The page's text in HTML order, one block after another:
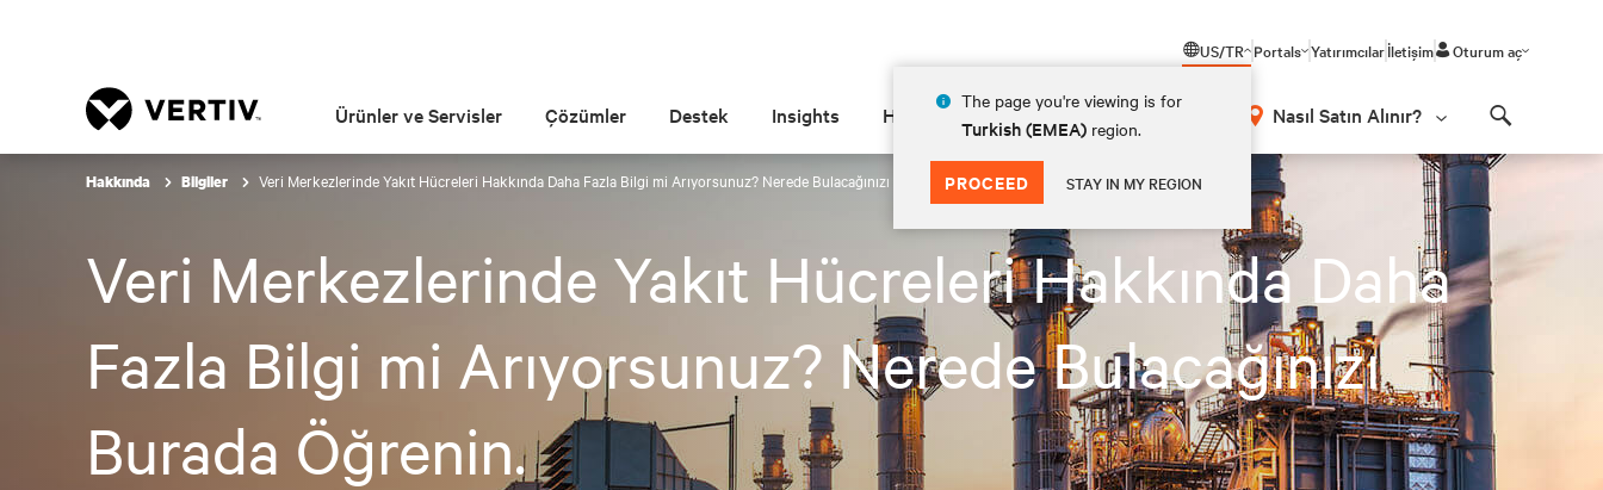
US/TR
The page you're viewing is for
Turkish (EMEA) region.
PROCEED STAY IN MY REGION
Portals Yatırımcılarİletişim Oturum aç
Ürünler ve Servisler Çözümler Destek Insights Hakkında Nasıl Satın Alınır?
Hakkında Bilgiler Veri Merkezlerinde Yakıt Hücreleri Hakkında Daha Fazla Bilgi mi Arıyorsunuz? Nerede Bulacağınızı Burada Öğrenin.
Veri Merkezlerinde Yakıt Hücreleri Hakkında Daha
Fazla Bilgi mi Arıyorsunuz? Nerede Bulacağınızı
Burada Öğrenin.